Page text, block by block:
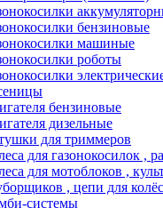
бензиновые
машиные
роботы
бензиновые
дизельные
для триммеров
для газонокосилок ,
для мотоблоков ,
, цепи для колёс
системы